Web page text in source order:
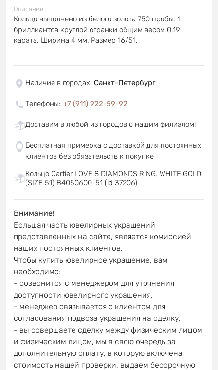
Описание
Кольцо выполнено из белого золота 750 пробы. 1
бриллиантов круглой огранки общим весом 0,19
карата. Ширина 4 мм. Размер 16/51.
Наличие в городах: Санкт-Петербург
Телефоны: +7 (911) 922-59-92
Доставим в любой из городов с нашим филиалом!
Бесплатная примерка с доставкой для постоянных
клиентов без обязательств к покупке
Кольцо Cartier LOVE 8 DIAMONDS RING, WHITE GOLD
(SIZE 51) B4050600-51 (id 37206)
Внимание!
Большая часть ювелирных украшений
представленных на сайте, является комиссией
наших постоянных клиентов.
Чтобы купить ювелирное украшение, вам
необходимо:
- созвонится с менеджером для уточнения
доступности ювелирного украшения,
- менеджер связывается с клиентом для
согласования подвоза украшения на сделку,
- вы совершаете сделку между физическим лицом
и физическим лицом, мы в свою очередь за
дополнительную оплату, в которую включена
стоимость нашей проверки, выдаем бессрочную